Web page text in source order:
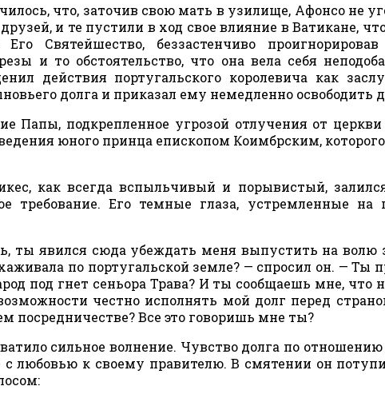
что, заточив свою мать в узилище, Афонсо не
и те пустили в ход свое влияние в Ватикане,
Святейшество, беззастенчиво
и то обстоятельство, что она вела себя
действия португальского королевича как
долга и приказал ему немедленно освободить
Папы, подкрепленное угрозой отлучения от
юного принца епископом Коимбрским,
как всегда вспыльчивый и порывистый,
требование. Его темные глаза, устремленные
ты явился сюда убеждать меня выпустить на волю
по португальской земле? — спросил он. — Ты
под гнет сеньора Трава? И ты сообщаешь мне, что
честно исполнять мой долг перед
посредничестве? Все это говоришь мне ты?
сильное волнение. Чувство долга по
с любовью к своему правителю. В смятении он